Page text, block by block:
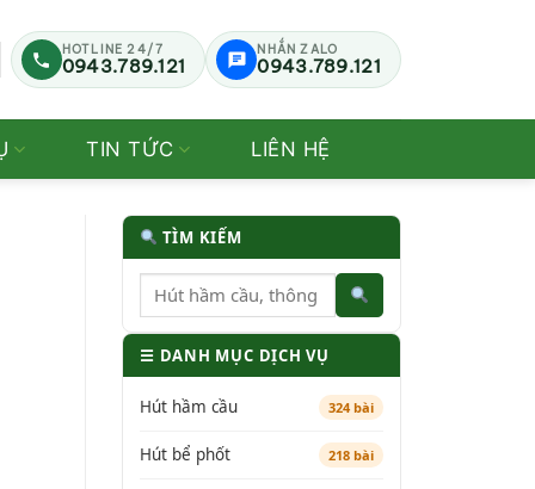
HOTLINE 24/7
0943.789.121
NHẮN ZALO
0943.789.121
TIN TỨC LIÊN HỆ
TÌM KIẾM
☰ DANH MỤC DỊCH VỤ
Hút hầm cầu 324 bài
Hút bể phốt 218 bài